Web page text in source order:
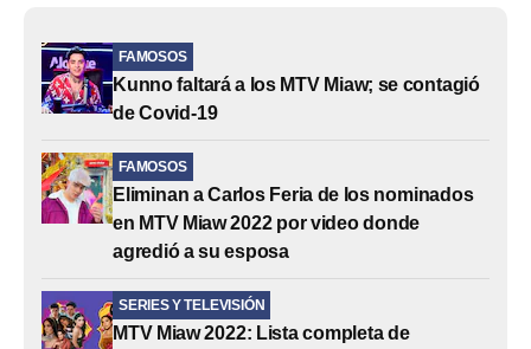
FAMOSOS
Kunno faltará a los MTV Miaw; se contagió
de Covid-19
FAMOSOS
Eliminan a Carlos Feria de los nominados
en MTV Miaw 2022 por video donde
agredió a su esposa
SERIES Y TELEVISIÓN
MTV Miaw 2022: Lista completa de